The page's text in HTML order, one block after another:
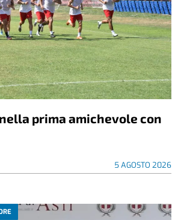
prima amichevole con
5 AGOSTO 2026